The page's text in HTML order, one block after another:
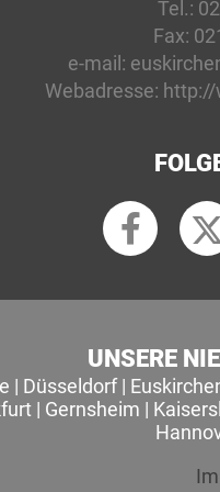
Tel.:
Fax:
e-mail:
Webadresse:
UNSERE
| Düsseldorf|
| Gernsheim |